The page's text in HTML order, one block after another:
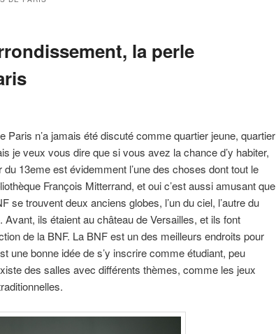
la perle
Paris n’a jamais été discuté comme quartier jeune, quartier
je veux vous dire que si vous avez la chance d’y habiter,
13eme est évidemment l’une des choses dont tout le
François Mitterrand, et oui c’est aussi amusant que
se trouvent deux anciens globes, l’un du ciel, l’autre du
ils étaient au château de Versailles, et ils font
de la BNF. La BNF est un des meilleurs endroits pour
une bonne idée de s’y inscrire comme étudiant, peu
des salles avec différents thèmes, comme les jeux